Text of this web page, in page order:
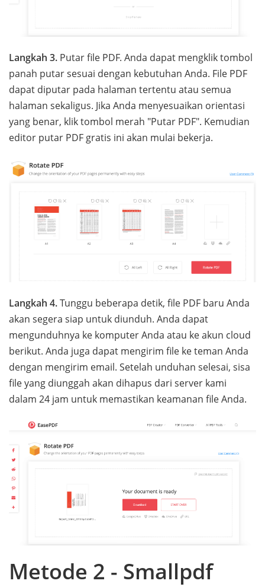
Langkah 3. Putar file PDF. Anda dapat mengklik tombol
panah putar sesuai dengan kebutuhan Anda. File PDF
dapat diputar pada halaman tertentu atau semua
halaman sekaligus. Jika Anda menyesuaikan orientasi
yang benar, klik tombol merah "Putar PDF". Kemudian
editor putar PDF gratis ini akan mulai bekerja.
Langkah 4.Tunggu beberapa detik, file PDF baru Anda
akan segera siap untuk diunduh. Anda dapat
mengunduhnya ke komputer Anda atau ke akun cloud
berikut. Anda juga dapat mengirim file ke teman Anda
dengan mengirim email. Setelah unduhan selesai, sisa
file yang diunggah akan dihapus dari server kami
dalam 24 jam untuk memastikan keamanan file Anda.
Metode 2 - Smallpdf